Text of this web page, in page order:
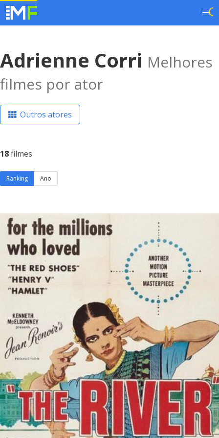
Adrienne Corri Melhores
filmes por ator
Outros atores
18filmes
Ranking Ano